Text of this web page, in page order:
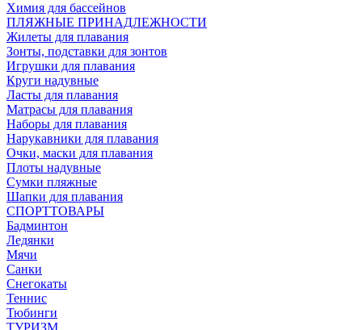
Химия для бассейнов
ПЛЯЖНЫЕ ПРИНАДЛЕЖНОСТИ
Жилеты для плавания
Зонты, подставки для зонтов
Игрушки для плавания
Круги надувные
Ласты для плавания
Матрасы для плавания
Наборы для плавания
Нарукавники для плавания
Очки, маски для плавания
Плоты надувные
Сумки пляжные
Шапки для плавания
СПОРТТОВАРЫ
Бадминтон
Ледянки
Мячи
Санки
Снегокаты
Теннис
Тюбинги
ТУРИЗМ